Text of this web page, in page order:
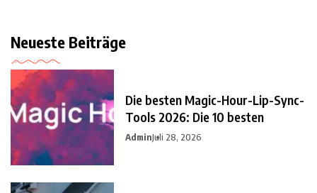
Neueste Beiträge
Die besten Magic-Hour-Lip-Sync-
Tools 2026: Die 10 besten
AdminJuli 28, 2026